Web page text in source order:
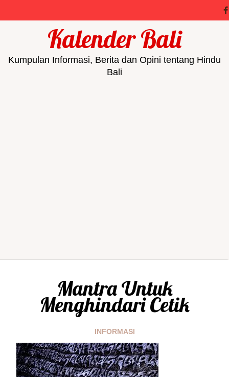
Kalender Bali
Kumpulan Informasi, Berita dan Opini tentang Hindu
Bali
Mantra Untuk
Menghindari Cetik
INFORMASI